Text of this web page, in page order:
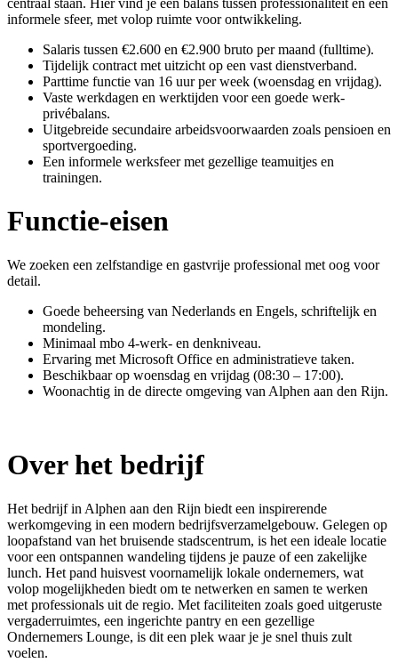
centraal staan. Hier vind je een balans tussen professionaliteit en een
informele sfeer, met volop ruimte voor ontwikkeling.
Salaris tussen €2.600 en €2.900 bruto per maand (fulltime).
Tijdelijk contract met uitzicht op een vast dienstverband.
Parttime functie van 16 uur per week (woensdag en vrijdag).
Vaste werkdagen en werktijden voor een goede werk-
privébalans.
Uitgebreide secundaire arbeidsvoorwaarden zoals pensioen en
sportvergoeding.
Een informele werksfeer met gezellige teamuitjes en
trainingen.
Functie-eisen
We zoeken een zelfstandige en gastvrije professional met oog voor
detail.
Goede beheersing van Nederlands en Engels, schriftelijk en
mondeling.
Minimaal mbo 4-werk- en denkniveau.
Ervaring met Microsoft Office en administratieve taken.
Beschikbaar op woensdag en vrijdag (08:30 – 17:00).
Woonachtig in de directe omgeving van Alphen aan den Rijn.
Over het bedrijf
Het bedrijf in Alphen aan den Rijn biedt een inspirerende
werkomgeving in een modern bedrijfsverzamelgebouw. Gelegen op
loopafstand van het bruisende stadscentrum, is het een ideale locatie
voor een ontspannen wandeling tijdens je pauze of een zakelijke
lunch. Het pand huisvest voornamelijk lokale ondernemers, wat
volop mogelijkheden biedt om te netwerken en samen te werken
met professionals uit de regio. Met faciliteiten zoals goed uitgeruste
vergaderruimtes, een ingerichte pantry en een gezellige
Ondernemers Lounge, is dit een plek waar je je snel thuis zult
voelen.